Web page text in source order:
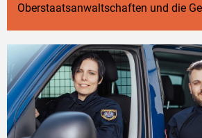
Oberstaatsanwaltschaften und die